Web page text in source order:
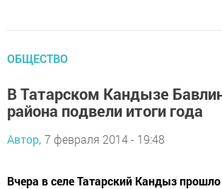
ОБЩЕСТВО
В Татарском Кандызе
района подвели итоги года
Автор, 7 февраля 2014 - 19:48
Вчера в селе Татарский Кандыз прошло